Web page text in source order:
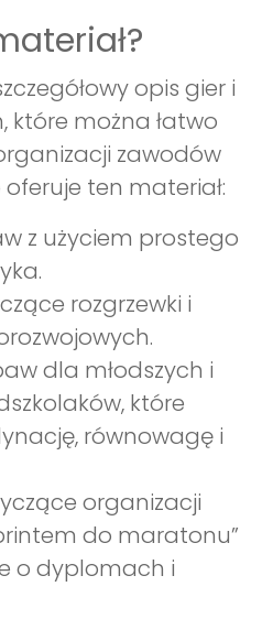
opis gier i
które można łatwo
zawodów
ten materiał:
z użyciem prostego
rozgrzewki i
dla młodszych i
które
równowagę i
organizacji
do maratonu”
o dyplomach i